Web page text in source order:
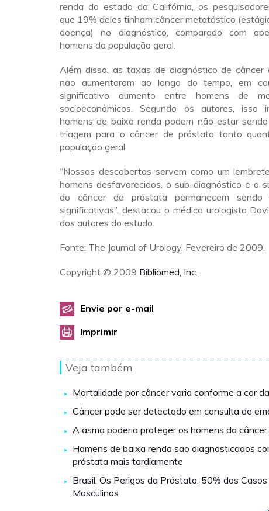
renda do estado da Califórnia, os
que 19% deles tinham câncer metatástico
doença) no diagnóstico, comparado com
homens da população geral.
Além disso, as taxas de diagnóstico de câncer
não aumentaram ao longo do tempo, em
significativo aumento entre homens de
socioeconômicos. Segundo os autores, isso
homens de baixa renda podem não estar
triagem para o câncer de próstata tanto
população geral.
“Nossas descobertas servem como um
homens desfavorecidos, o sub-diagnóstico e o
do câncer de próstata permanecem sendo
significativas”, destacou o médico urologista
dos autores do estudo.
Fonte: The Journal of Urology. Fevereiro de 2009.
Copyright © 2009 Bibliomed, Inc.
Envie por e-mail
Imprimir
Veja também
Mortalidade por câncer varia conforme a cor
Câncer pode ser detectado em consulta de
A asma poderia proteger os homens do
Homens de baixa renda são diagnosticados
próstata mais tardiamente
Brasil: Os Perigos da Próstata: 50% dos
Masculinos